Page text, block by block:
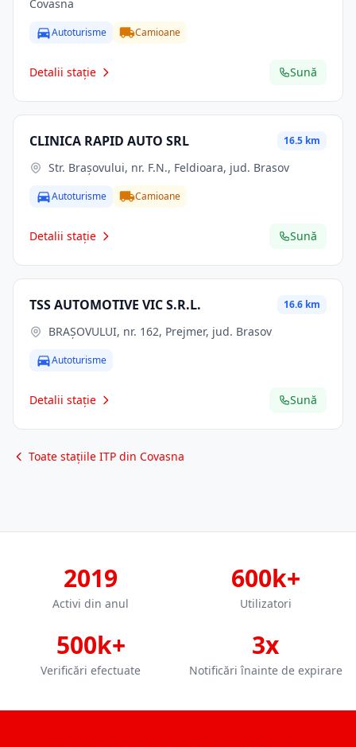
Covasna
Autoturisme Camioane
Detalii stație Sună
CLINICA RAPID AUTO SRL 16.5 km
Str. Braşovului, nr. F.N., Feldioara, jud. Brasov
Autoturisme Camioane
Detalii stație Sună
TSS AUTOMOTIVE VIC S.R.L. 16.6 km
BRAŞOVULUI, nr. 162, Prejmer, jud. Brasov
Autoturisme
Detalii stație Sună
Toate stațiile ITP din Covasna
2019
Activi din anul
600k+
Utilizatori
500k+
Verificări efectuate
3x
Notificări înainte de expirare